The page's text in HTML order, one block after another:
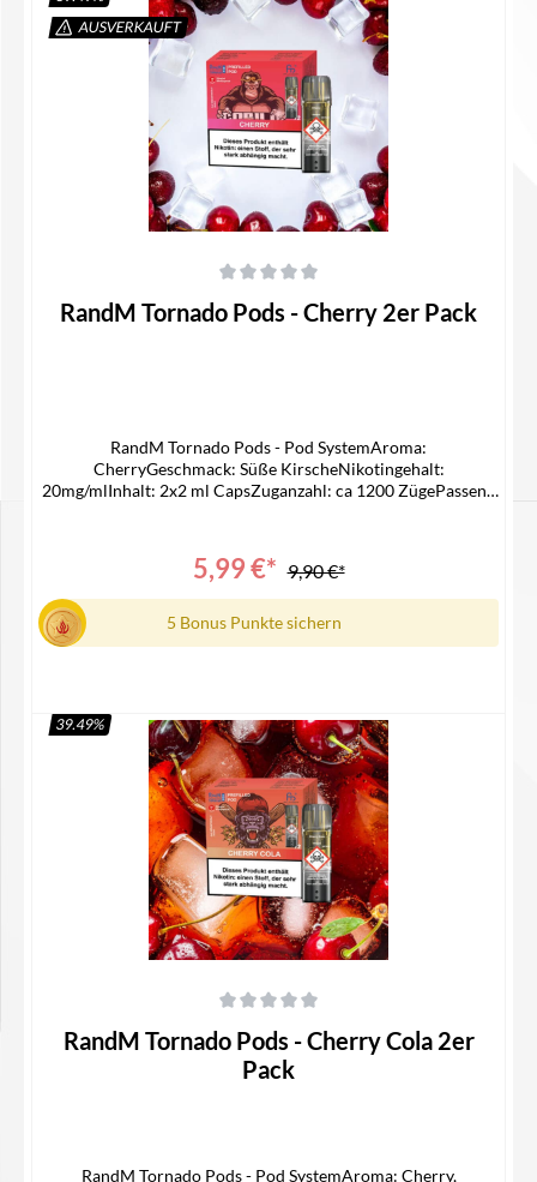
In den Warenkorb
AUSVERKAUFT
RandM Tornado Pods - Cherry 2er Pack
RandM Tornado Pods - Pod SystemAroma:
CherryGeschmack: Süße KirscheNikotingehalt:
20mg/mlInhalt: 2x2 ml CapsZuganzahl: ca 1200 ZügePassend
5,99 €* 9,90 €*
5 Bonus Punkte sichern
Details
39.49%
RandM Tornado Pods - Cherry Cola 2er
Pack
RandM Tornado Pods - Pod SystemAroma: Cherry,